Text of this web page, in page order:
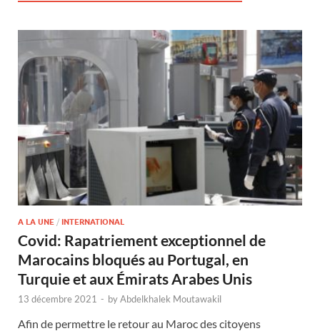
A LA UNE / INTERNATIONAL
Covid: Rapatriement exceptionnel de
Marocains bloqués au Portugal, en
Turquie et aux Émirats Arabes Unis
13 décembre 2021 - byAbdelkhalek Moutawakil
Afin de permettre le retour au Maroc des citoyens